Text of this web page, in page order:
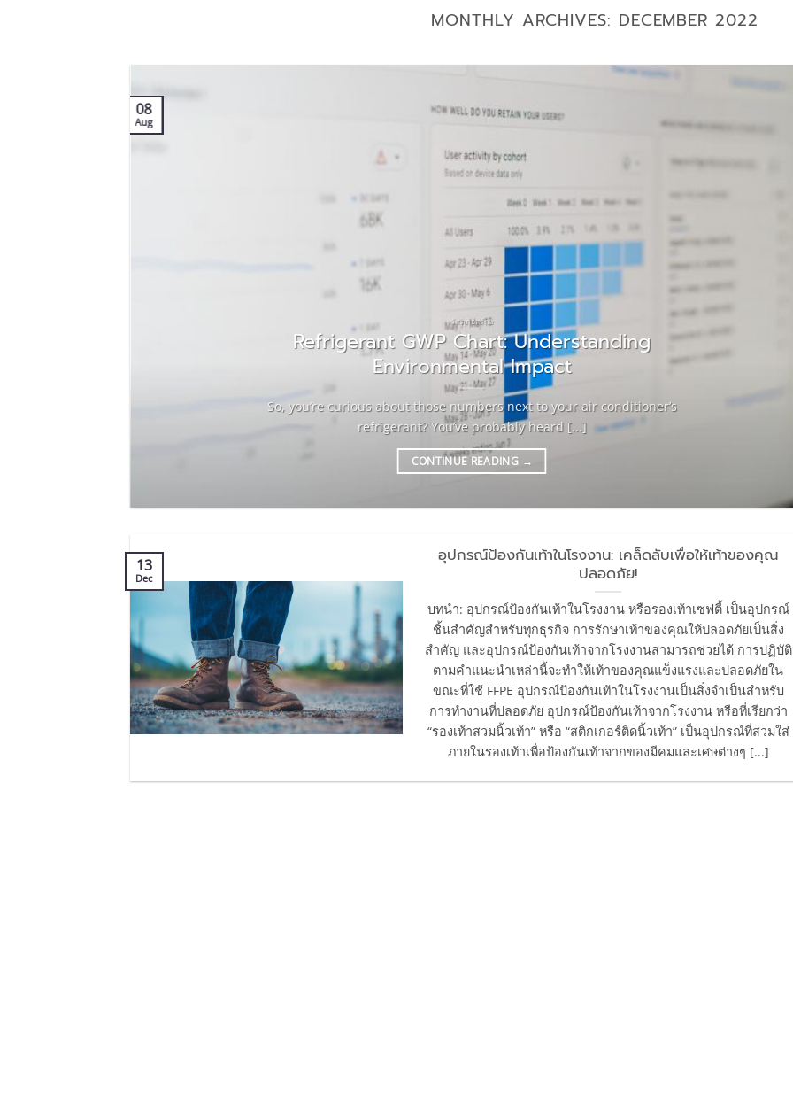
MONTHLY ARCHIVES: DECEMBER 2022
วัสดุก่อสร้าง
Refrigerant GWP Chart: Understanding
Environmental Impact
So, you’re curious about those numbers next to your air conditioner’s
refrigerant? You’ve probably heard [...]
CONTINUE READING →
08
Aug
อุปกรณ์ป้องกันเท้าในโรงงาน: เคล็ดลับเพื่อให้เท้าของคุณ
ปลอดภัย!
บทนำ: อุปกรณ์ป้องกันเท้าในโรงงาน หรือรองเท้าเซฟตี้ เป็นอุปกรณ์
ชิ้นสำคัญสำหรับทุกธุรกิจ การรักษาเท้าของคุณให้ปลอดภัยเป็นสิ่ง
สำคัญ และอุปกรณ์ป้องกันเท้าจากโรงงานสามารถช่วยได้ การปฏิบัติ
ตามคำแนะนำเหล่านี้จะทำให้เท้าของคุณแข็งแรงและปลอดภัยใน
ขณะที่ใช้ FFPE อุปกรณ์ป้องกันเท้าในโรงงานเป็นสิ่งจำเป็นสำหรับ
การทำงานที่ปลอดภัย อุปกรณ์ป้องกันเท้าจากโรงงาน หรือที่เรียกว่า
“รองเท้าสวมนิ้วเท้า” หรือ “สติกเกอร์ติดนิ้วเท้า” เป็นอุปกรณ์ที่สวมใส่
ภายในรองเท้าเพื่อป้องกันเท้าจากของมีคมและเศษต่างๆ [...]
13
Dec